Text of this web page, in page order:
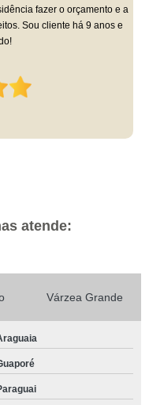
fazer o orçamento e a
Sou cliente há 9 anos e
atende:
Várzea Grande